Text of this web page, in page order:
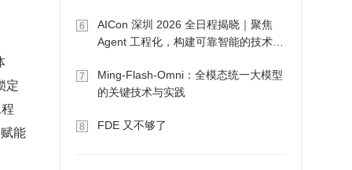
定
能
6
AICon 深圳 2026 全日程揭晓｜聚焦
Agent 工程化，构建可靠智能的技术路
7
Ming-Flash-Omni：全模态统一大模型
的关键技术与实践
8 FDE 又不够了